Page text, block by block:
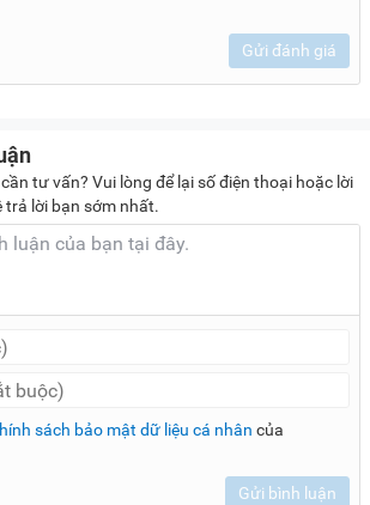
Gửi đánh giá
tư vấn? Vui lòng để lại số điện thoại hoặc lời
trả lời bạn sớm nhất.
sách bảo mật dữ liệu cá nhân của
Gửi bình luận